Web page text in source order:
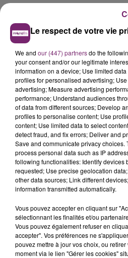
La Bulle -
de
Le respect de votre vie
We and our (447) partnersdo the
your consent and/or our legitimate
information on a device; Use limited
profiles for personalised advertising;
advertising; Measure advertising
performance; Understand audiences
of data from different sources; Develop
profiles to personalise content; Use
content; Use limited data to select
detect fraud, and fix errors; Deliver and
Save and communicate privacy choices.
process personal data such as IP
following functionalities: Identify devices
requested; Use precise geolocation
other data sources; Link different
information transmitted automatically.
Vous pouvez accepter en cliquant sur
sélectionnant les finalités et/ou
Vous pouvez également refuser en
accepter". Vos préférences ne
pouvez mettre à jour vos choix, ou
moment via le lien "Gérer les cookies"